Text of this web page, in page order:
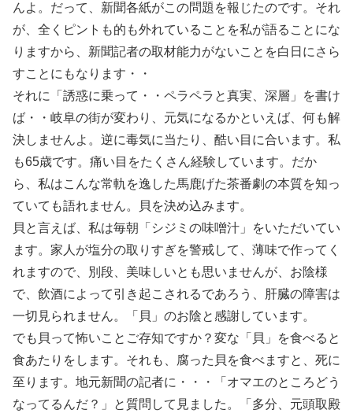
んよ。だって、新聞各紙がこの問題を報じたのです。それ
が、全くピントも的も外れていることを私が語ることにな
りますから、新聞記者の取材能力がないことを白日にさら
すことにもなります・・
それに「誘惑に乗って・・ペラペラと真実、深層」を書け
ば・・岐阜の街が変わり、元気になるかといえば、何も解
決しませんよ。逆に毒気に当たり、酷い目に合います。私
も65歳です。痛い目をたくさん経験しています。だか
ら、私はこんな常軌を逸した馬鹿げた茶番劇の本質を知っ
ていても語れません。貝を決め込みます。
貝と言えば、私は毎朝「シジミの味噌汁」をいただいてい
ます。家人が塩分の取りすぎを警戒して、薄味で作ってく
れますので、別段、美味しいとも思いませんが、お陰様
で、飲酒によって引き起こされるであろう、肝臓の障害は
一切見られません。「貝」のお陰と感謝しています。
でも貝って怖いことご存知ですか？変な「貝」を食べると
食あたりをします。それも、腐った貝を食べますと、死に
至ります。地元新聞の記者に・・・「オマエのところどう
なってるんだ？」と質問して見ました。「多分、元頭取殿